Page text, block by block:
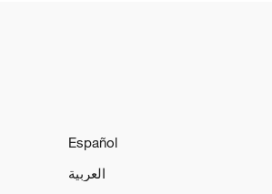
Español
العربية